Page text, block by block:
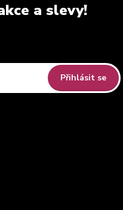
a slevy!
Přihlásit se
rozesílky newsletteru.